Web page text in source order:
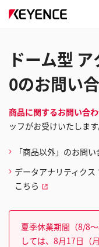
ドーム型
0のお問い
商品に関するお問い合
ッフがお受けいたします
「商品以外」のお問
データアナリティク
こちら
夏季休業期間（8/8
しては、8月17日（